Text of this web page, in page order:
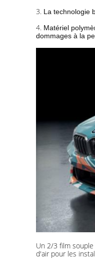
3. La technologie
4. Matériel
dommages à la
Un 2/3 film
d'air pour les